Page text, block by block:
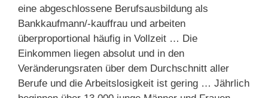
eine abgeschlossene Berufsausbildung als
Bankkaufmann/-kauffrau und arbeiten
überproportional häufig in Vollzeit … Die
Einkommen liegen absolut und in den
Veränderungsraten über dem Durchschnitt aller
Berufe und die Arbeitslosigkeit ist gering … Jährlich